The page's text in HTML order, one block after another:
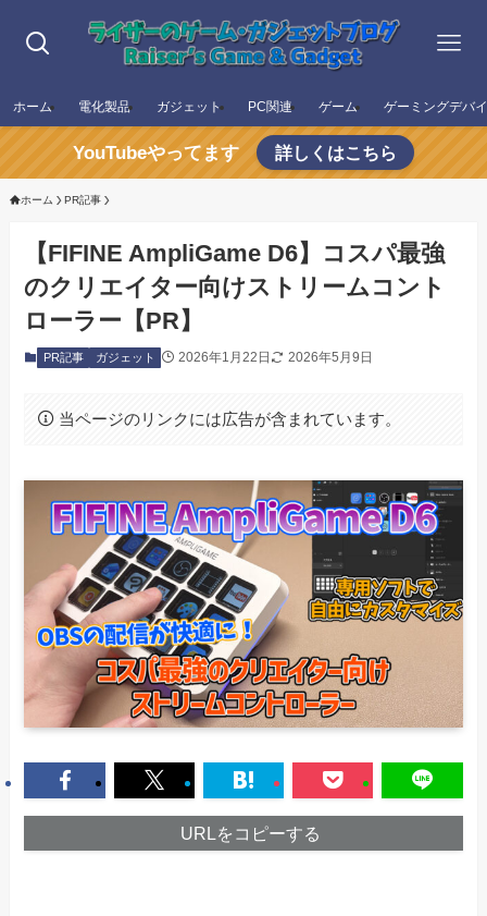
ホーム 電化製品 ガジェット PC関連 ゲーム ゲーミングデバ
YouTubeやってます 詳しくはこちら
ホーム PR記事
【FIFINE AmpliGame D6】コスパ最強
のクリエイター向けストリームコント
ローラー【PR】
PR記事 ガジェット 2026年1月22日 2026年5月9日
当ページのリンクには広告が含まれています。
URLをコピーする